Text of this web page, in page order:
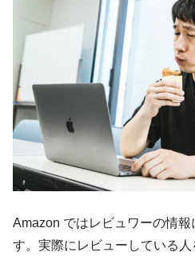
Amazon ではレビュワーの情
す。実際にレビューしている